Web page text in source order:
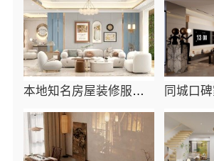
本地知名房屋装修服务环保嘉兴绿色之家建材科技